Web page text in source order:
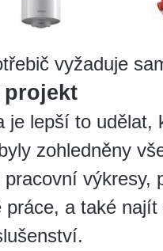
vyžaduje
projekt
je lepší to udělat,
zohledněny
výkresy,
práce, a také